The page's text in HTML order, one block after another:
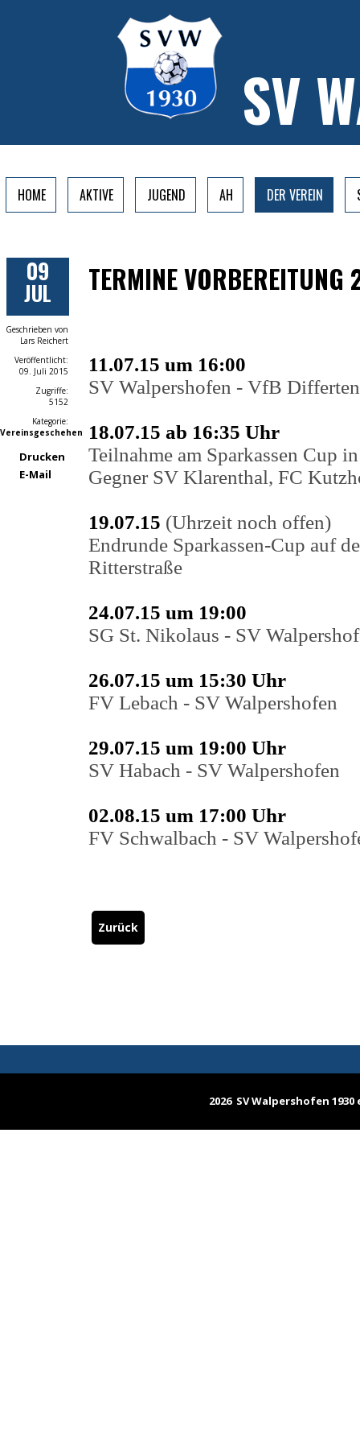
SV
HOME AKTIVE JUGEND AH DER VEREIN
09
JUL
Geschrieben von
Lars Reichert
Veröffentlicht:
09. Juli 2015
Zugriffe:
5152
Kategorie:
Vereinsgeschehen
Drucken
E-Mail
TERMINE VORBEREITUNG
11.07.15 um 16:00
SV Walpershofen - VfB Differten
18.07.15 ab 16:35 Uhr
Teilnahme am Sparkassen Cup
Gegner SV Klarenthal, FC
19.07.15 (Uhrzeit noch offen)
Endrunde Sparkassen-Cup auf
Ritterstraße
24.07.15 um 19:00
SG St. Nikolaus - SV
26.07.15 um 15:30 Uhr
FV Lebach - SV Walpershofen
29.07.15 um 19:00 Uhr
SV Habach - SV Walpershofen
02.08.15 um 17:00 Uhr
FV Schwalbach - SV
Zurück
2026 SV Walpershofen